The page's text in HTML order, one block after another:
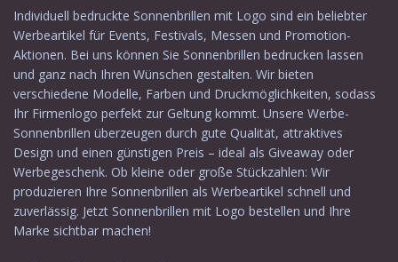
Individuell bedruckte Sonnenbrillen mit Logo sind ein beliebter
Werbeartikel für Events, Festivals, Messen und Promotion-
Aktionen. Bei uns können Sie Sonnenbrillen bedrucken lassen
und ganz nach Ihren Wünschen gestalten. Wir bieten
verschiedene Modelle, Farben und Druckmöglichkeiten, sodass
Ihr Firmenlogo perfekt zur Geltung kommt. Unsere Werbe-
Sonnenbrillen überzeugen durch gute Qualität, attraktives
Design und einen günstigen Preis – ideal als Giveaway oder
Werbegeschenk. Ob kleine oder große Stückzahlen: Wir
produzieren Ihre Sonnenbrillen als Werbeartikel schnell und
zuverlässig. Jetzt Sonnenbrillen mit Logo bestellen und Ihre
Marke sichtbar machen!